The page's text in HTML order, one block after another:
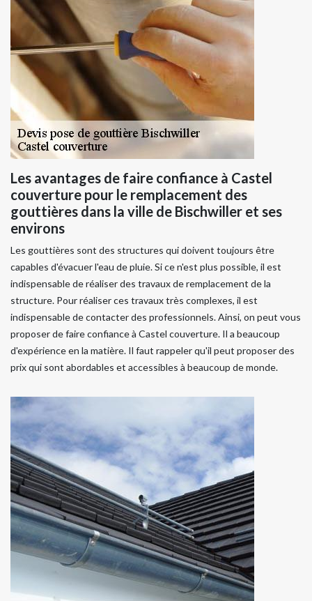
Les avantages de faire confiance à Castel
couverture pour le remplacement des
gouttières dans la ville de Bischwiller et ses
environs
Les gouttières sont des structures qui doivent toujours être
capables d'évacuer l'eau de pluie. Si ce n'est plus possible, il est
indispensable de réaliser des travaux de remplacement de la
structure. Pour réaliser ces travaux très complexes, il est
indispensable de contacter des professionnels. Ainsi, on peut vous
proposer de faire confiance à Castel couverture. Il a beaucoup
d'expérience en la matière. Il faut rappeler qu'il peut proposer des
prix qui sont abordables et accessibles à beaucoup de monde.